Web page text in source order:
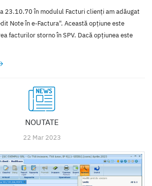
23.10.70 în modulul Facturi clienți am adăugat
Note în e-Factura". Această opțiune este
facturilor storno în SPV. Dacă opțiunea este
NOUTATE
22 Mar 2023